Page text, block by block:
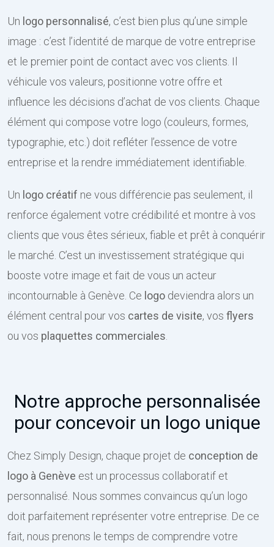
Un logo personnalisé, c’est bien plus qu’une simple
image : c’est l’identité de marque de votre entreprise
et le premier point de contact avec vos clients. Il
véhicule vos valeurs, positionne votre offre et
influence les décisions d’achat de vos clients. Chaque
élément qui compose votre logo (couleurs, formes,
typographie, etc.) doit refléter l’essence de votre
entreprise et la rendre immédiatement identifiable.
Un logo créatif ne vous différencie pas seulement, il
renforce également votre crédibilité et montre à vos
clients que vous êtes sérieux, fiable et prêt à conquérir
le marché. C’est un investissement stratégique qui
booste votre image et fait de vous un acteur
incontournable à Genève. Ce logo deviendra alors un
élément central pour vos cartes de visite, vos flyers
ou vos plaquettes commerciales.
Notre approche personnalisée
pour concevoir un logo unique
Chez Simply Design, chaque projet de conception de
logo à Genève est un processus collaboratif et
personnalisé. Nous sommes convaincus qu’un logo
doit parfaitement représenter votre entreprise. De ce
fait, nous prenons le temps de comprendre votre